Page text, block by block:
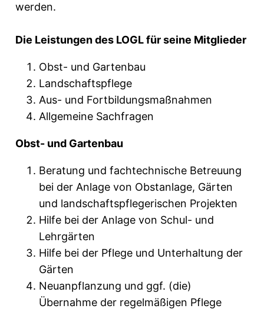
werden.
Die Leistungen des LOGL für seine Mitglieder
Obst- und Gartenbau
Landschaftspflege
Aus- und Fortbildungsmaßnahmen
Allgemeine Sachfragen
Obst- und Gartenbau
Beratung und fachtechnische Betreuung
bei der Anlage von Obstanlage, Gärten
und landschaftspflegerischen Projekten
Hilfe bei der Anlage von Schul- und
Lehrgärten
Hilfe bei der Pflege und Unterhaltung der
Gärten
Neuanpflanzung und ggf. (die)
Übernahme der regelmäßigen Pflege